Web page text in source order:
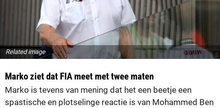
Related image
Marko ziet dat FIA meet met twee maten
Marko is tevens van mening dat het een beetje een
spastische en plotselinge reactie is van Mohammed Ben